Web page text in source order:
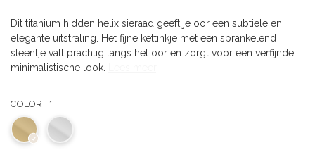
Dit titanium hidden helix sieraad geeft je oor een subtiele en
elegante uitstraling. Het fijne kettinkje met een sprankelend
steentje valt prachtig langs het oor en zorgt voor een verfijnde,
minimalistische look.
COLOR: *